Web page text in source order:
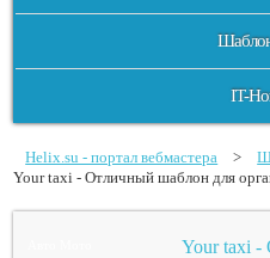
IT-
Helix.su - портал вебмастера >
Your taxi - Отличный шаблон для
Your taxi